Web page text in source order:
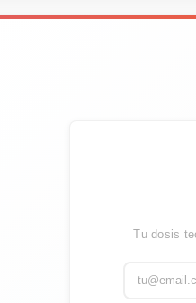
Tu dosis